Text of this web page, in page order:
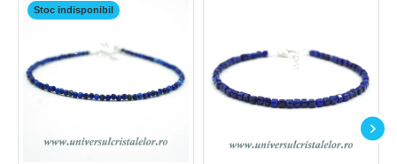
Stoc indisponibil